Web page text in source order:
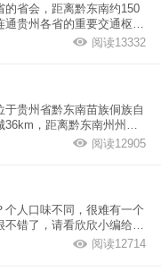
省会，距离黔东南约150
通贵州各省的重要交通枢
阅读13332
贵州省黔东南苗族侗族自
，距离黔东南州州府
阅读12905
人口味不同，很难有一个
错了，请看欣欣小编给您
阅读12714